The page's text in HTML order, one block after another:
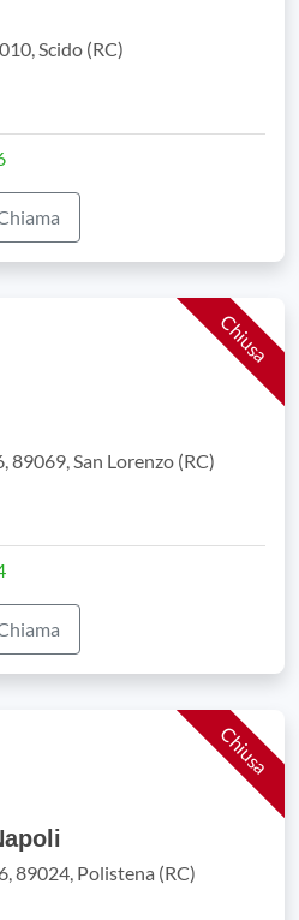
Scido (RC)
89069, San Lorenzo (RC)
Chiusa
89024, Polistena (RC)
Chiusa